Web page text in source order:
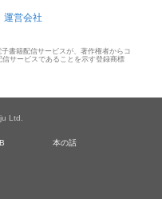
運営会社
書籍配信サービスが、著作権者からコ
サービスであることを示す登録商標
Ltd.
本の話